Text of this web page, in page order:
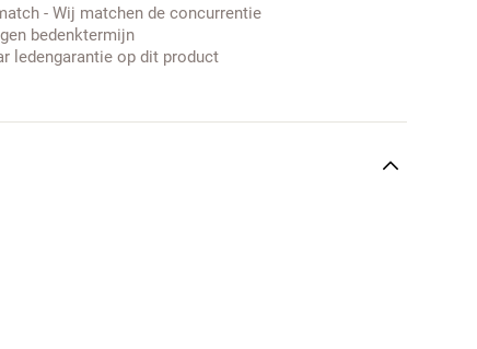
- Wij matchen de concurrentie
bedenktermijn
ledengarantie op dit product